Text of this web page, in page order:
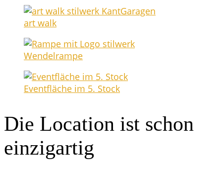
art walk
Wen­del­ram­pe
Event­flä­che im 5. Stock
Die Loca­ti­on ist schon
einzigartig